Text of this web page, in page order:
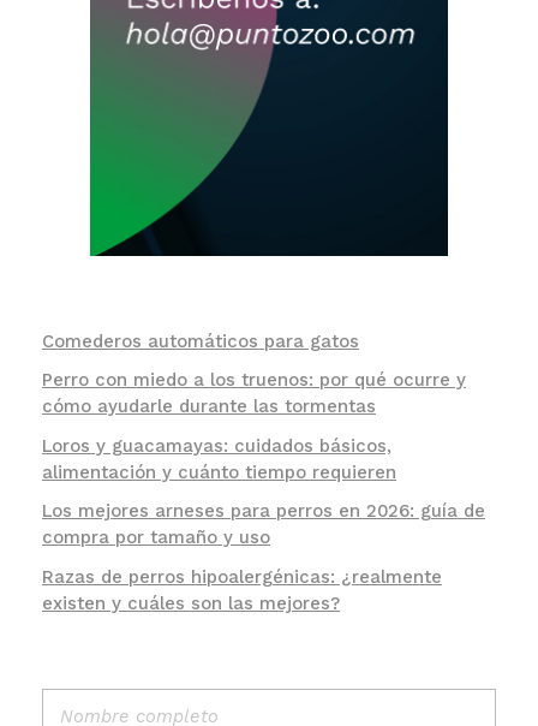
Comederos automáticos para gatos
Perro con miedo a los truenos: por qué ocurre y
cómo ayudarle durante las tormentas
Loros y guacamayas: cuidados básicos,
alimentación y cuánto tiempo requieren
Los mejores arneses para perros en 2026: guía de
compra por tamaño y uso
Razas de perros hipoalergénicas: ¿realmente
existen y cuáles son las mejores?